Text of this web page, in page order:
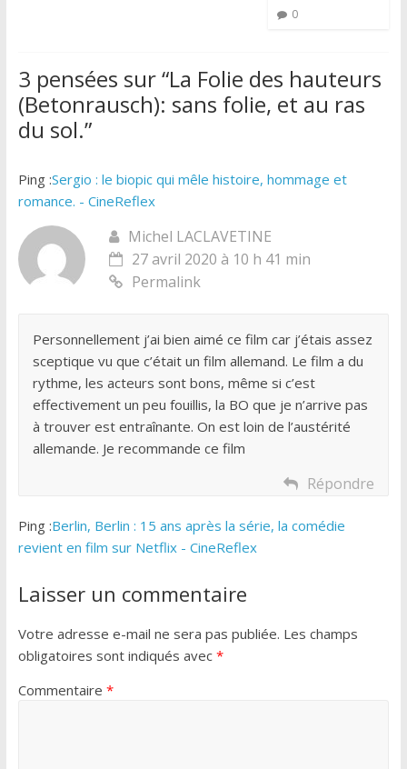
0
3 pensées sur “La Folie des hauteurs
(Betonrausch): sans folie, et au ras
du sol.”
Ping :Sergio : le biopic qui mêle histoire, hommage et
romance. - CineReflex
Michel LACLAVETINE
27 avril 2020 à 10 h 41 min
Permalink
Personnellement j’ai bien aimé ce film car j’étais assez
sceptique vu que c’était un film allemand. Le film a du
rythme, les acteurs sont bons, même si c’est
effectivement un peu fouillis, la BO que je n’arrive pas
à trouver est entraînante. On est loin de l’austérité
allemande. Je recommande ce film
Répondre
Ping :Berlin, Berlin : 15 ans après la série, la comédie
revient en film sur Netflix - CineReflex
Laisser un commentaire
Votre adresse e-mail ne sera pas publiée. Les champs
obligatoires sont indiqués avec *
Commentaire *